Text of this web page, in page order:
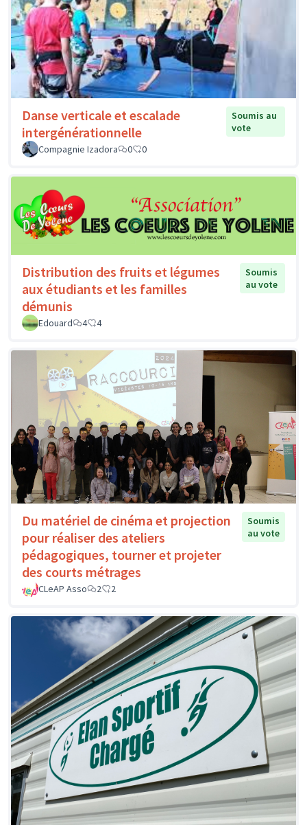
Danse verticale et escalade
intergénérationnelle
Soumis au
vote
Compagnie Izadora
0 0
Distribution des fruits et légumes
aux étudiants et les familles
démunis
Soumis
au vote
Edouard 4 4
Du matériel de cinéma et projection
pour réaliser des ateliers
pédagogiques, tourner et projeter
des courts métrages
Soumis
au vote
CLeAP Asso 2 2